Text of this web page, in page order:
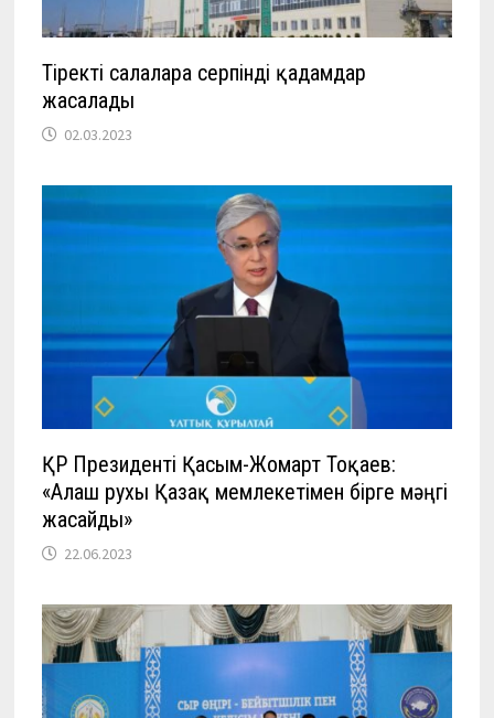
Тіректі салаларға серпінді қадамдар
жасалады
02.03.2023
ҚР Президенті Қасым-Жомарт Тоқаев:
«Алаш рухы Қазақ мемлекетімен бірге мәңгі
жасайды»
22.06.2023